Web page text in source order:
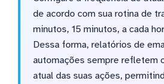
de acordo com sua rotina de
minutos, 15 minutos, a cada
Dessa forma, relatórios de
automações sempre refletem
atual das suas ações,